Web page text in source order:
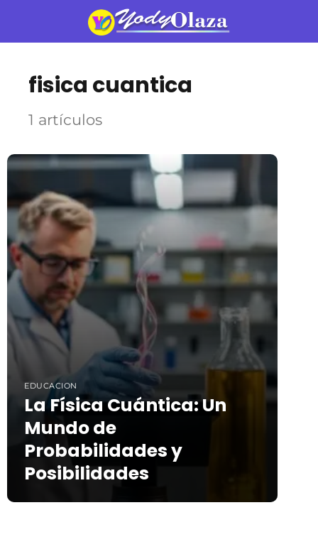
fisica cuantica
1 artículos
EDUCACION
La Física Cuántica: Un
Mundo de
Probabilidades y
Posibilidades